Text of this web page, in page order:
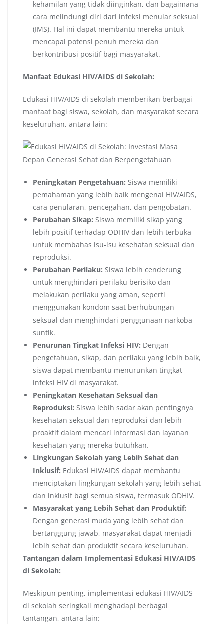
kehamilan yang tidak diinginkan, dan bagaimana
cara melindungi diri dari infeksi menular seksual
(IMS). Hal ini dapat membantu mereka untuk
mencapai potensi penuh mereka dan
berkontribusi positif bagi masyarakat.
Manfaat Edukasi HIV/AIDS di Sekolah:
Edukasi HIV/AIDS di sekolah memberikan berbagai
manfaat bagi siswa, sekolah, dan masyarakat secara
keseluruhan, antara lain:
Peningkatan Pengetahuan: Siswa memiliki
pemahaman yang lebih baik mengenai HIV/AIDS,
cara penularan, pencegahan, dan pengobatan.
Perubahan Sikap: Siswa memiliki sikap yang
lebih positif terhadap ODHIV dan lebih terbuka
untuk membahas isu-isu kesehatan seksual dan
reproduksi.
Perubahan Perilaku: Siswa lebih cenderung
untuk menghindari perilaku berisiko dan
melakukan perilaku yang aman, seperti
menggunakan kondom saat berhubungan
seksual dan menghindari penggunaan narkoba
suntik.
Penurunan Tingkat Infeksi HIV: Dengan
pengetahuan, sikap, dan perilaku yang lebih baik,
siswa dapat membantu menurunkan tingkat
infeksi HIV di masyarakat.
Peningkatan Kesehatan Seksual dan
Reproduksi: Siswa lebih sadar akan pentingnya
kesehatan seksual dan reproduksi dan lebih
proaktif dalam mencari informasi dan layanan
kesehatan yang mereka butuhkan.
Lingkungan Sekolah yang Lebih Sehat dan
Inklusif: Edukasi HIV/AIDS dapat membantu
menciptakan lingkungan sekolah yang lebih sehat
dan inklusif bagi semua siswa, termasuk ODHIV.
Masyarakat yang Lebih Sehat dan Produktif:
Dengan generasi muda yang lebih sehat dan
bertanggung jawab, masyarakat dapat menjadi
lebih sehat dan produktif secara keseluruhan.
Tantangan dalam Implementasi Edukasi HIV/AIDS
di Sekolah:
Meskipun penting, implementasi edukasi HIV/AIDS
di sekolah seringkali menghadapi berbagai
tantangan, antara lain: